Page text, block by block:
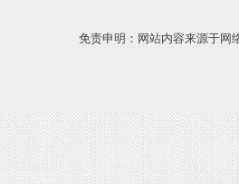
免责申明：网站内容来源于网